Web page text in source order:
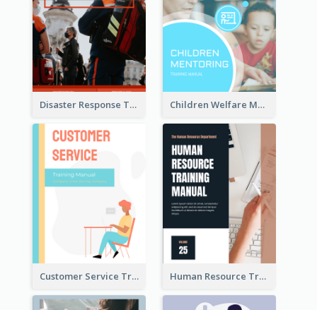
Disaster Response Training Manual Children Welfare Mentor Training Manual
Customer Service Training Manual Human Resource Training Manual